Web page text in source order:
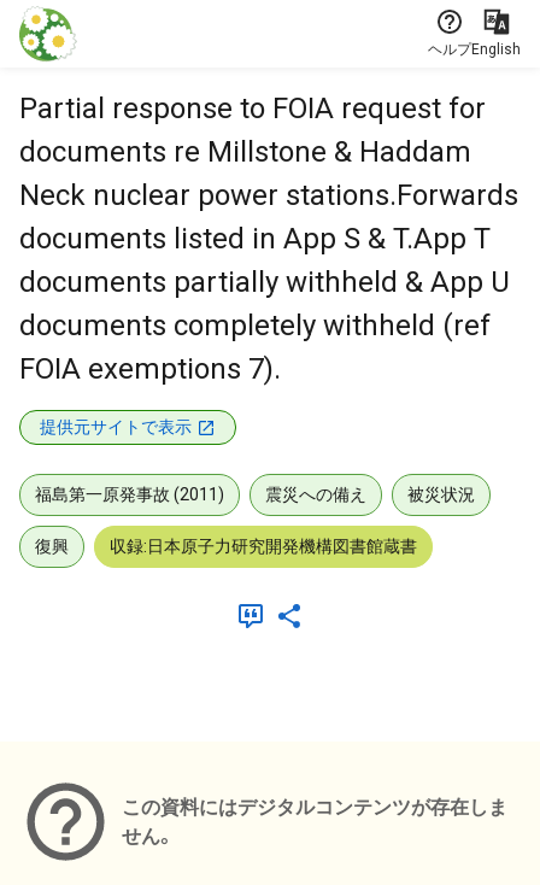
本文に飛ぶ
ヘルプEnglish
Partial response to FOIA request for
documents re Millstone & Haddam
Neck nuclear power stations.Forwards
documents listed in App S & T.App T
documents partially withheld & App U
documents completely withheld (ref
FOIA exemptions 7).
提供元サイトで表示
福島第一原発事故 (2011) 震災への備え 被災状況
復興 収録:日本原子力研究開発機構図書館蔵書
この資料にはデジタルコンテンツが存在しま
せん。